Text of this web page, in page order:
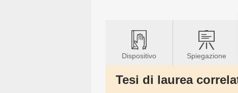
Dispositivo Spiegazione
Tesi di laurea